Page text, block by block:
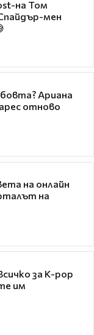
на Том
мен
Ариана
отново
на онлайн
на
за K-pop
им